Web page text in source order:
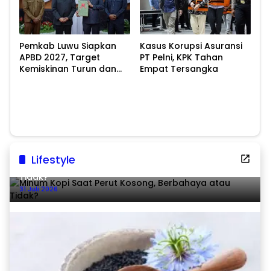
Pemkab Luwu Siapkan
APBD 2027, Target
Kemiskinan Turun dan
Kasus Korupsi Asuransi
PT Pelni, KPK Tahan
Empat Tersangka
Lifestyle
Minum Kopi Saat Perut Kosong, Berbahaya atau
Tidak?
31 Juli 2026